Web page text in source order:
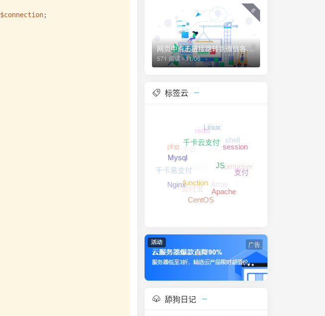
$connection;
6
网页中点击链接跳转到微信各个界面的方法
571 阅读 - 11/06
标签云
php
Mysql
千卡云支付
Linux
redis
千卡云
千卡易支付
Nginxfunction
JS
session
shell
JSON
支付宝
CentOS
Apache
支付
composer
广告
舔狗日记